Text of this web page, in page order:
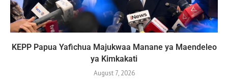
KEPP Papua Yafichua Majukwaa Manane ya Maendeleo
ya Kimkakati
August 7, 2026